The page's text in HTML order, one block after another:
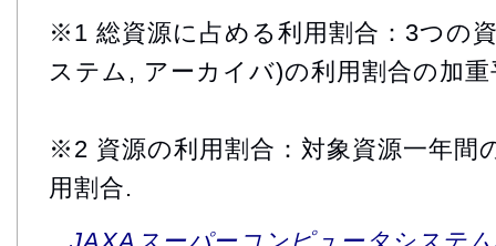
※1 総資源に占める利用割合：3つの
ステム, アーカイバ)の利用割合の加重
※2 資源の利用割合：対象資源一年間
用割合.